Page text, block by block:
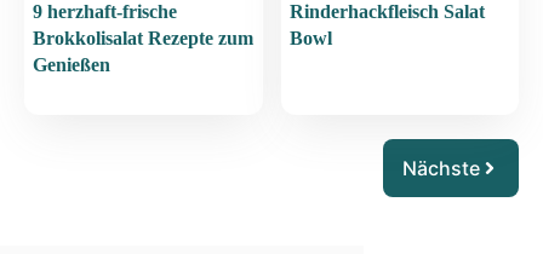
9 herzhaft-frische
Brokkolisalat Rezepte zum
Genießen
Rinderhackfleisch Salat
Bowl
Nächste